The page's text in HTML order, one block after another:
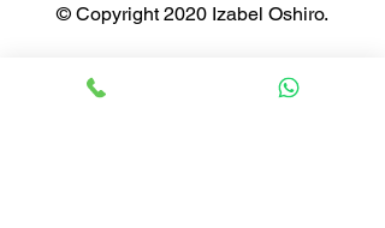
© Copyright 2020 Izabel Oshiro.
69005 - Lyon